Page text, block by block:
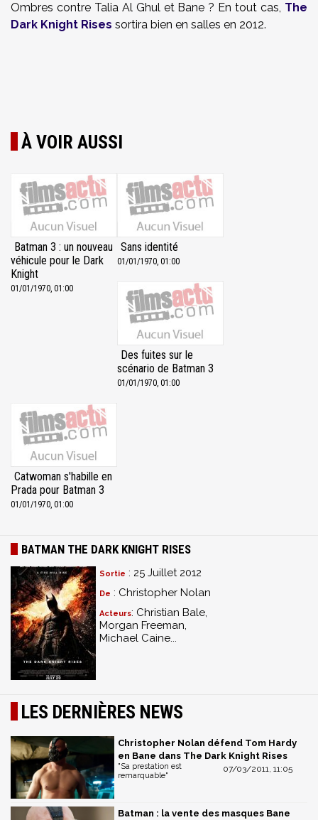
Ombres contre Talia Al Ghul et Bane ? En tout cas, The
Dark Knight Rises sortira bien en salles en 2012.
À VOIR AUSSI
Batman 3 : un nouveau
véhicule pour le Dark
Knight
01/01/1970, 01:00
Sans identité
01/01/1970, 01:00
Des fuites sur le
scénario de Batman 3
01/01/1970, 01:00
Catwoman s'habille en
Prada pour Batman 3
01/01/1970, 01:00
BATMAN THE DARK KNIGHT RISES
Sortie : 25 Juillet 2012
De : Christopher Nolan
Acteurs: Christian Bale,
Morgan Freeman,
Michael Caine...
LES DERNIÈRES NEWS
Christopher Nolan défend Tom Hardy
en Bane dans The Dark Knight Rises
07/03/2011, 11:05
"Sa prestation est
remarquable"
Batman : la vente des masques Bane